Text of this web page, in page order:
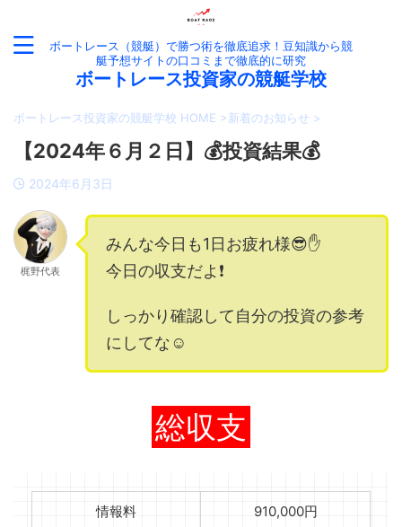
ボートレース（競艇）で勝つ術を徹底追求！豆知識から競
艇予想サイトの口コミまで徹底的に研究
ボートレース投資家の競艇学校
ボートレース投資家の競艇学校 HOME >新着のお知らせ >
【2024年６月２日】💰投資結果💰
2024年6月3日
梶野代表
みんな今日も1日お疲れ様😎✋
今日の収支だよ❗️
しっかり確認して自分の投資の参考
にしてな☺️
総収支
情報料 910,000円